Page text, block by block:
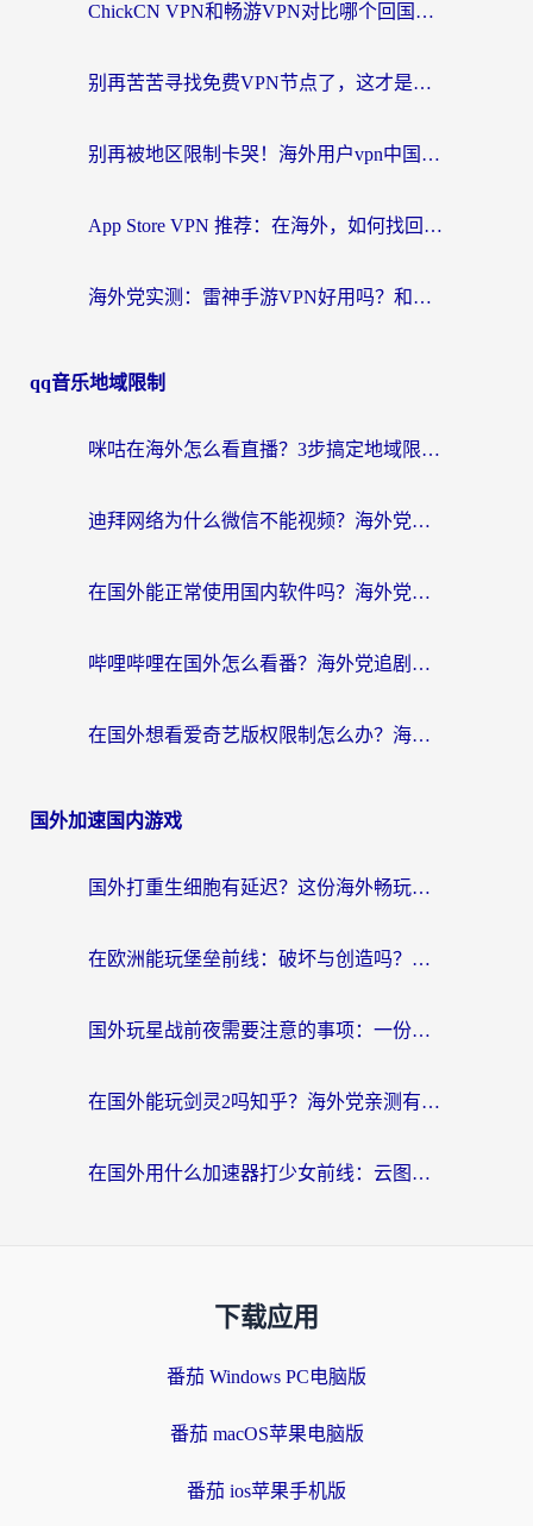
ChickCN VPN和畅游VPN对比哪个回国效果更好？海外党必看的回国加速器选择指南
别再苦苦寻找免费VPN节点了，这才是海外访问国内资源的正确姿势
别再被地区限制卡哭！海外用户vpn中国下载全攻略，无缝刷剧办公社交
App Store VPN 推荐：在海外，如何找回那扇回家的“任意门”？
海外党实测：雷神手游VPN好用吗？和闪电VPN对比哪个回国效果更好？附小众工具深度测评
qq音乐地域限制
咪咕在海外怎么看直播？3步搞定地域限制，还能畅看腾讯视频与国内热剧
迪拜网络为什么微信不能视频？海外党必看的回国加速全攻略
在国外能正常使用国内软件吗？海外党亲测有效的无缝访问指南
哔哩哔哩在国外怎么看番？海外党追剧看片的终极解决方案
在国外想看爱奇艺版权限制怎么办？海外华人必看的追剧自由指南
国外加速国内游戏
国外打重生细胞有延迟？这份海外畅玩国服游戏加速器终极指南请收好
在欧洲能玩堡垒前线：破坏与创造吗？海外党国服游戏不卡顿的秘密
国外玩星战前夜需要注意的事项：一份来自老玩家的网络生存指南
在国外能玩剑灵2吗知乎？海外党亲测有效的国服游戏加速指南
在国外用什么加速器打少女前线：云图计划不卡？一个老玩家的掏心分享
下载应用
番茄 Windows PC电脑版
番茄 macOS苹果电脑版
番茄 ios苹果手机版